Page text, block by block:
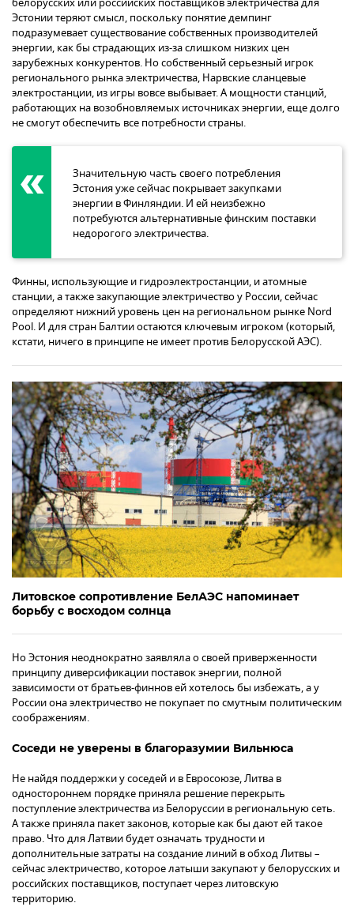
Эстонии теряют смысл, поскольку понятие демпинг
подразумевает существование собственных производителей
энергии, как бы страдающих из-за слишком низких цен
зарубежных конкурентов. Но собственный серьезный игрок
регионального рынка электричества, Нарвские сланцевые
электростанции, из игры вовсе выбывает. А мощности станций,
работающих на возобновляемых источниках энергии, еще долго
не смогут обеспечить все потребности страны.
Значительную часть своего потребления
Эстония уже сейчас покрывает закупками
энергии в Финляндии. И ей неизбежно
потребуются альтернативные финским поставки
недорогого электричества.
Финны, использующие и гидроэлектростанции, и атомные
станции, а также закупающие электричество у России, сейчас
определяют нижний уровень цен на региональном рынке Nord
Pool. И для стран Балтии остаются ключевым игроком (который,
кстати, ничего в принципе не имеет против Белорусской АЭС).
Литовское сопротивление БелАЭС напоминает
борьбу с восходом солнца
Но Эстония неоднократно заявляла о своей приверженности
принципу диверсификации поставок энергии, полной
зависимости от братьев-финнов ей хотелось бы избежать, а у
России она электричество не покупает по смутным политическим
соображениям.
Соседи не уверены в благоразумии Вильнюса
Не найдя поддержки у соседей и в Евросоюзе, Литва в
одностороннем порядке приняла решение перекрыть
поступление электричества из Белоруссии в региональную сеть.
А также приняла пакет законов, которые как бы дают ей такое
право. Что для Латвии будет означать трудности и
дополнительные затраты на создание линий в обход Литвы –
сейчас электричество, которое латыши закупают у белорусских и
российских поставщиков, поступает через литовскую
территорию.